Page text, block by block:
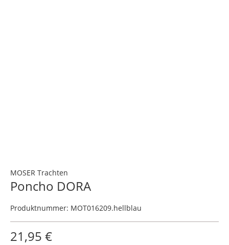
MOSER Trachten
Poncho DORA
Produktnummer: MOT016209.hellblau
21,95 €